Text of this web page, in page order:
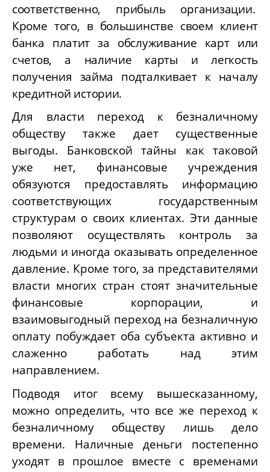
соответственно, прибыль организации.
Кроме того, в большинстве своем клиент
банка платит за обслуживание карт или
счетов, а наличие карты и легкость
получения займа подталкивает к началу
кредитной истории.
Для власти переход к безналичному
обществу также дает существенные
выгоды. Банковской тайны как таковой
уже нет, финансовые учреждения
обязуются предоставлять информацию
соответствующих государственным
структурам о своих клиентах. Эти данные
позволяют осуществлять контроль за
людьми и иногда оказывать определенное
давление. Кроме того, за представителями
власти многих стран стоят значительные
финансовые корпорации, и
взаимовыгодный переход на безналичную
оплату побуждает оба субъекта активно и
слаженно работать над этим
направлением.
Подводя итог всему вышесказанному,
можно определить, что все же переход к
безналичному обществу лишь дело
времени. Наличные деньги постепенно
уходят в прошлое вместе с временами